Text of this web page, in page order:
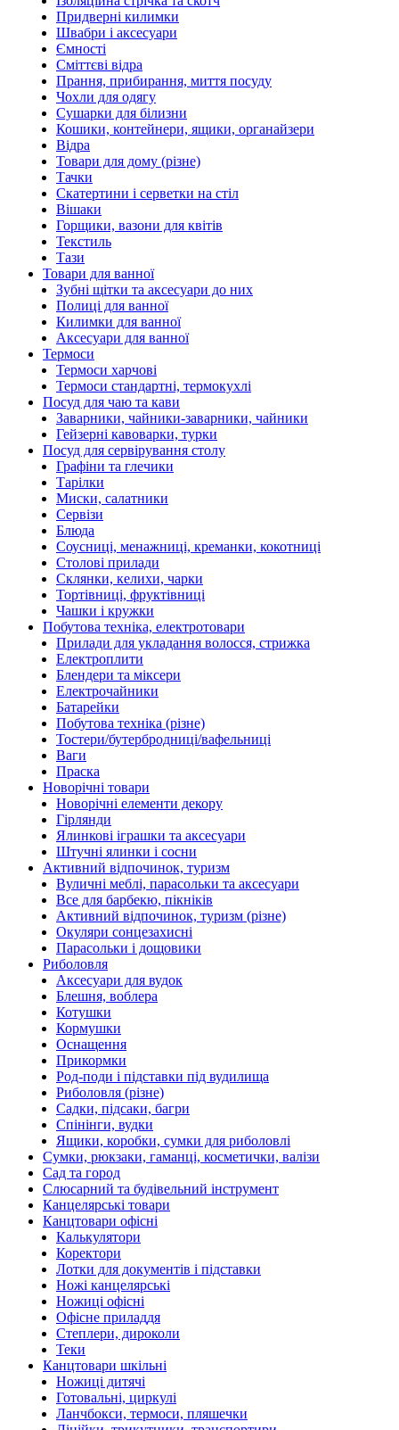
Придверні килимки
Швабри і аксесуари
Ємності
Сміттєві відра
Прання, прибирання, миття посуду
Чохли для одягу
Сушарки для білизни
Кошики, контейнери, ящики, органайзери
Відра
Товари для дому (різне)
Тачки
Скатертини і серветки на стіл
Вішаки
Горщики, вазони для квітів
Текстиль
Тази
Товари для ванної
Зубні щітки та аксесуари до них
Полиці для ванної
Килимки для ванної
Аксесуари для ванної
Термоси
Термоси харчові
Термоси стандартні, термокухлі
Посуд для чаю та кави
Заварники, чайники-заварники, чайники
Гейзерні кавоварки, турки
Посуд для сервірування столу
Графіни та глечики
Тарілки
Миски, салатники
Сервізи
Блюда
Соусниці, менажниці, креманки, кокотниці
Столові прилади
Склянки, келихи, чарки
Тортівниці, фруктівниці
Чашки і кружки
Побутова техніка, електротовари
Прилади для укладання волосся, стрижка
Електроплити
Блендери та міксери
Електрочайники
Батарейки
Побутова техніка (різне)
Тостери/бутербродниці/вафельниці
Ваги
Праска
Новорічні товари
Новорічні елементи декору
Гірлянди
Ялинкові іграшки та аксесуари
Штучні ялинки і сосни
Активний відпочинок, туризм
Вуличні меблі, парасольки та аксесуари
Все для барбекю, пікніків
Активний відпочинок, туризм (різне)
Окуляри сонцезахисні
Парасольки і дощовики
Риболовля
Аксесуари для вудок
Блешня, воблера
Котушки
Кормушки
Оснащення
Прикормки
Род-поди і підставки під вудилища
Риболовля (різне)
Садки, підсаки, багри
Спінінги, вудки
Ящики, коробки, сумки для риболовлі
Сумки, рюкзаки, гаманці, косметички, валізи
Сад та город
Слюсарний та будівельний інструмент
Канцелярські товари
Канцтовари офісні
Калькулятори
Коректори
Лотки для документів і підставки
Ножі канцелярські
Ножиці офісні
Офісне приладдя
Степлери, дироколи
Теки
Канцтовари шкільні
Ножиці дитячі
Готовальні, циркулі
Ланчбокси, термоси, пляшечки